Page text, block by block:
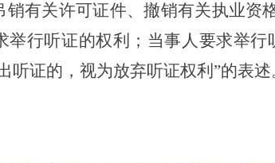
销有关许可证件、撤销有关执业资
举行听证的权利；当事人要求举
听证的，视为放弃听证权利”的表述